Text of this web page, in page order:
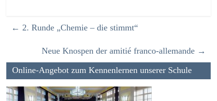
← 2. Runde „Chemie – die stimmt“
Neue Knospen der amitié franco-allemande →
Online-Angebot zum Kennenlernen unserer Schule